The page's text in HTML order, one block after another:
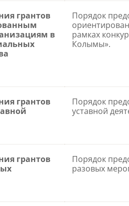
грантов
в
Порядок
рамках
Колымы».
грантов
Порядок
уставной
грантов
Порядок
разовых